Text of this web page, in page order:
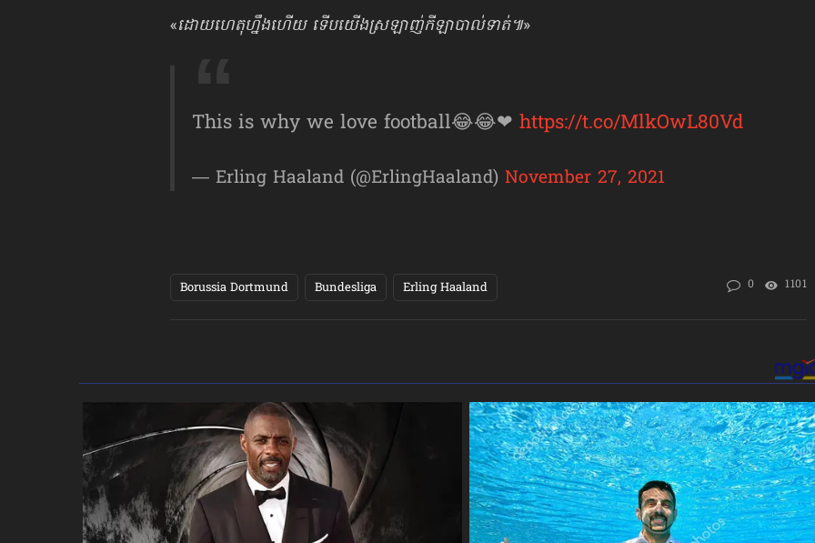
«ដោយហេតុហ្នឹងហើយ ទើបយើងស្រឡាញ់កីឡាបាល់ទាត់៕»
This is why we love football😂😂❤https://t.co/MlkOwL80Vd
— Erling Haaland (@ErlingHaaland)November 27, 2021
Borussia Dortmund Bundesliga Erling Haaland 0 1101